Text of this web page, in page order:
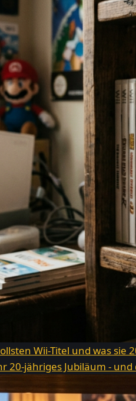
Wii-Titel und was sie
20-jähriges Jubiläum -